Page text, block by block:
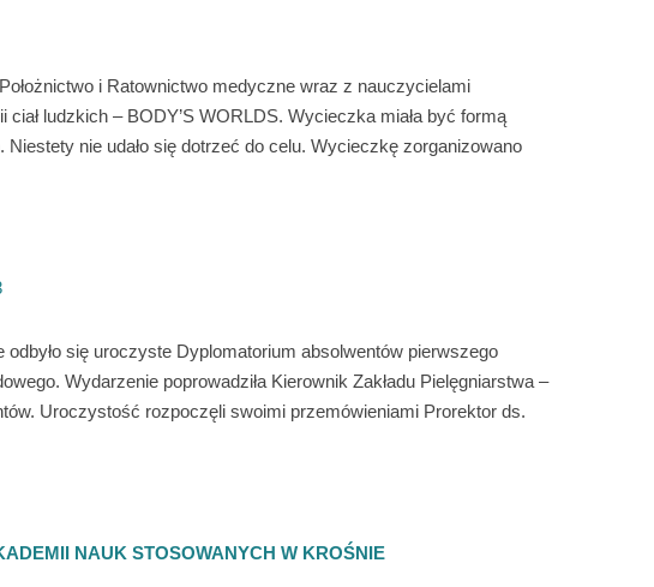
i Ratownictwo medyczne wraz z nauczycielami
ludzkich – BODY’S WORLDS. Wycieczka miała być formą
nie udało się dotrzeć do celu. Wycieczkę zorganizowano
się uroczyste Dyplomatorium absolwentów pierwszego
Wydarzenie poprowadziła Kierownik Zakładu Pielęgniarstwa –
Uroczystość rozpoczęli swoimi przemówieniami Prorektor ds.
NAUK STOSOWANYCH W KROŚNIE